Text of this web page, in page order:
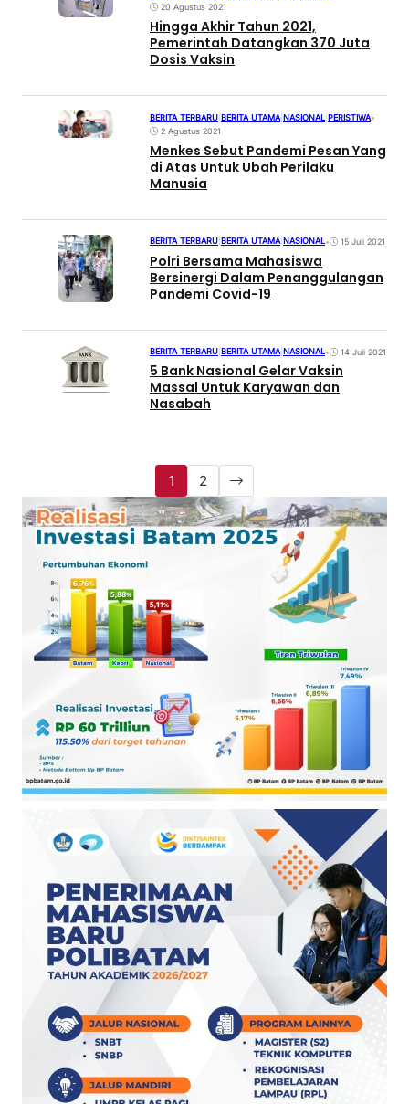
20 Agustus 2021
Hingga Akhir Tahun 2021,
Pemerintah Datangkan 370 Juta
Dosis Vaksin
BERITA TERBARU BERITA UTAMA NASIONAL PERISTIWA•
2 Agustus 2021
Menkes Sebut Pandemi Pesan Yang
di Atas Untuk Ubah Perilaku
Manusia
BERITA TERBARU BERITA UTAMA|NASIONAL• 15 Juli 2021
Polri Bersama Mahasiswa
Bersinergi Dalam Penanggulangan
Pandemi Covid-19
BERITA TERBARU BERITA UTAMA NASIONAL• 14 Juli 2021
5 Bank Nasional Gelar Vaksin
Massal Untuk Karyawan dan
Nasabah
1 2